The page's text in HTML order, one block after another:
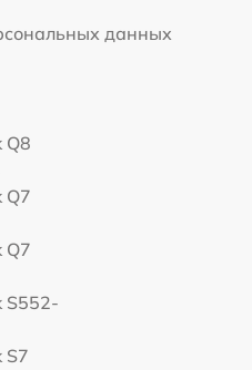
данных
Q8
Q7
Q7
S552-
S7